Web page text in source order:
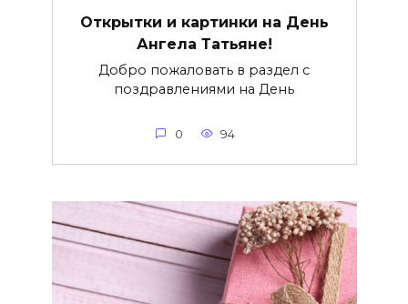
Открытки и картинки на День
Ангела Татьяне!
Добро пожаловать в раздел с
поздравлениями на День
0 94